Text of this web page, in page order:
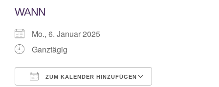
WANN
Mo., 6. Januar 2025
Ganztägig
ZUM KALENDER HINZUFÜGEN